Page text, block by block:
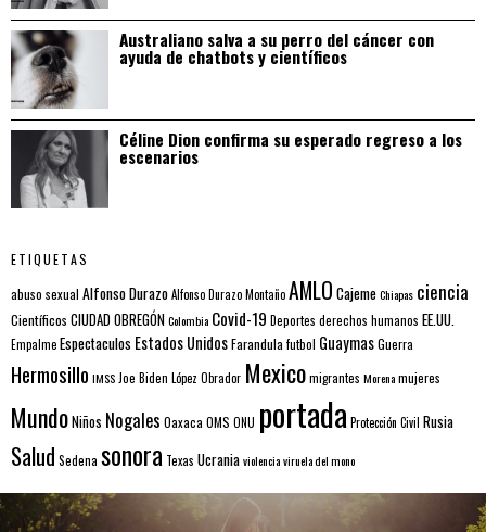
Australiano salva a su perro del cáncer con
ayuda de chatbots y científicos
Céline Dion confirma su esperado regreso a los
escenarios
ETIQUETAS
abuso sexual Alfonso DurazoAlfonso Durazo MontañoAMLO CajemeChiapas ciencia
Científicos CIUDAD OBREGÓNColombia Covid-19 Deportes derechos humanos EE.UU.
EmpalmeEspectaculos Estados UnidosFarandula futbol GuaymasGuerra
Hermosillo IMSS Joe Biden López Obrador Mexicomigrantes Morenamujeres
MundoNiños Nogales Oaxaca OMS ONU portada Protección Civil Rusia
Salud Sedena sonora Texas Ucraniaviolenciaviruela del mono